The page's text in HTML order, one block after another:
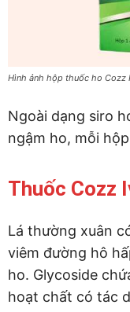
Hình ảnh hộp thuốc ho Cozz
Ngoài dạng siro
ngậm ho, mỗi
Thuốc Cozz
Lá thường xuân
viêm đường hô
ho. Glycoside
hoạt chất có tác